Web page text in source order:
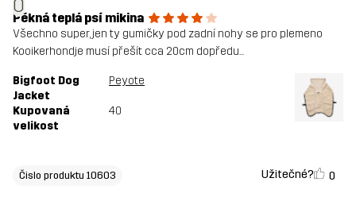
O
Pěkná teplá psí mikina
Všechno super, jen ty gumičky pod zadní nohy se pro plemeno
Kooikerhondje musí přešít cca 20cm dopředu...
Bigfoot Dog
Jacket
Peyote
Kupovaná
velikost
40
Čislo produktu 10603 Užitečné? 0